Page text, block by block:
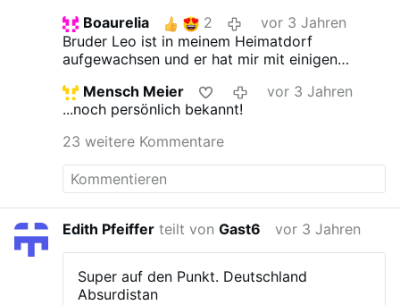
Boaurelia
2
vor 3 Jahren
Bruder Leo ist in meinem Heimatdorf
aufgewachsen und er hat mir mit einigen
Er war sein ganzes Leben mit demut und
Dankbarkeit erfüllt .
Mensch Meier
vor 3 Jahren
...noch persönlich bekannt!
23 weitere Kommentare
Edith Pfeiffer teilt vonGast6 vor 3 Jahren
Super auf den Punkt. Deutschland
Absurdistan